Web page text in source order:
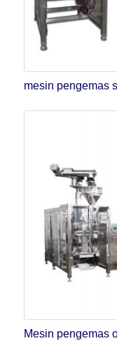
mesin pengemas
Mesin pengemas